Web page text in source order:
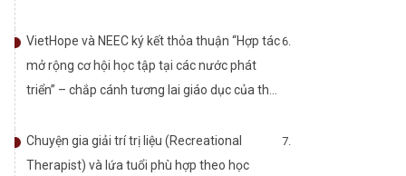
VietHope và NEEC ký kết thỏa thuận “Hợp tác
mở rộng cơ hội học tập tại các nước phát
triển” – chắp cánh tương lai giáo dục của thế
Chuyện gia giải trí trị liệu (Recreational
Therapist) và lứa tuổi phù hợp theo học